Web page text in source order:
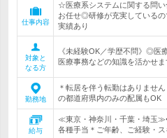
仕事内容
☆医療系システムに関する問
お任せ◎研修が充実している
実績あり
対象と
なる方
《未経験OK／学歴不問》◎医
医療事務などの知識を活かせ
勤務地
＊転居を伴う転勤はありませ
の都道府県内のみの配属もOK
給与
≪東京・神奈川・千葉・埼玉
各種手当＊ご年齢、ご経験・